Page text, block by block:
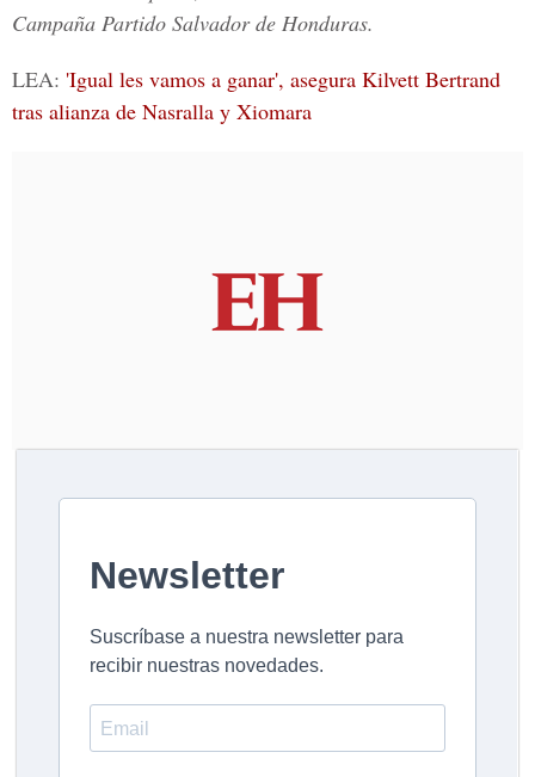
Campaña Partido Salvador de Honduras.
LEA: 'Igual les vamos a ganar', asegura Kilvett Bertrand
tras alianza de Nasralla y Xiomara